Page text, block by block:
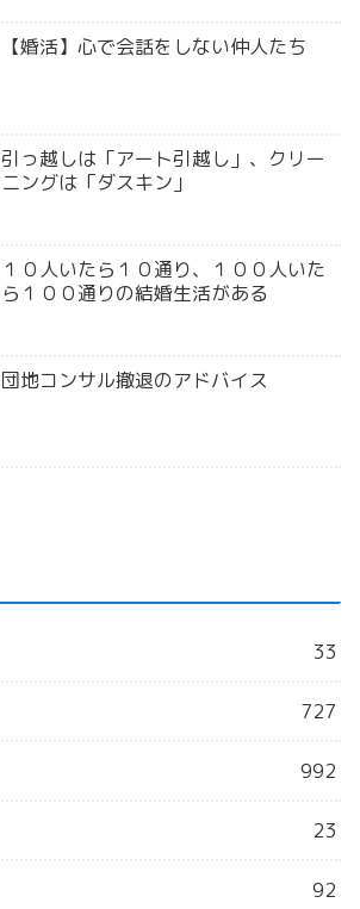
【婚活】心で会話をしない仲人たち
引っ越しは「アート引越し」、クリー
ニングは「ダスキン」
１０人いたら１０通り、１００人いた
ら１００通りの結婚生活がある
団地コンサル撤退のアドバイス
33
727
992
23
92